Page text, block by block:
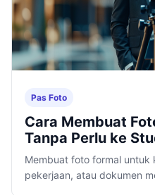
Pas Foto
Cara Membuat
Tanpa Perlu ke
Membuat foto formal untuk
pekerjaan, atau dokumen